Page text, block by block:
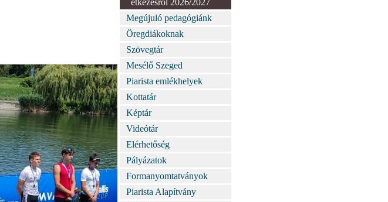
étkezésről 2026/2027
Megújuló pedagógiánk
Öregdiákoknak
Szövegtár
Mesélő Szeged
Piarista emlékhelyek
Kottatár
Képtár
Videótár
Elérhetőség
Pályázatok
Formanyomtatványok
Piarista Alapítvány